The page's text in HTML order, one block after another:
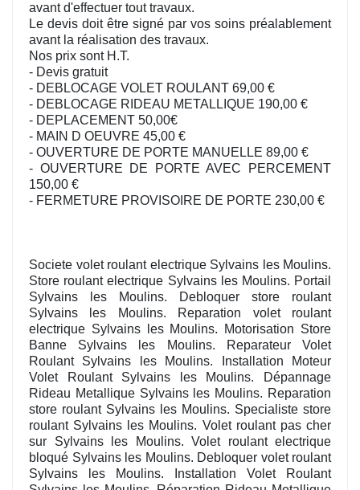
avant d'effectuer tout travaux.
Le devis doit être signé par vos soins préalablement
avant la réalisation des travaux.
Nos prix sont H.T.
- Devis gratuit
- DEBLOCAGE VOLET ROULANT 69,00 €
- DEBLOCAGE RIDEAU METALLIQUE 190,00 €
- DEPLACEMENT 50,00€
- MAIN D OEUVRE 45,00 €
- OUVERTURE DE PORTE MANUELLE 89,00 €
- OUVERTURE DE PORTE AVEC PERCEMENT
150,00 €
- FERMETURE PROVISOIRE DE PORTE 230,00 €
Societe volet roulant electrique Sylvains les Moulins.
Store roulant electrique Sylvains les Moulins. Portail
Sylvains les Moulins. Debloquer store roulant
Sylvains les Moulins. Reparation volet roulant
electrique Sylvains les Moulins. Motorisation Store
Banne Sylvains les Moulins. Reparateur Volet
Roulant Sylvains les Moulins. Installation Moteur
Volet Roulant Sylvains les Moulins. Dépannage
Rideau Metallique Sylvains les Moulins. Reparation
store roulant Sylvains les Moulins. Specialiste store
roulant Sylvains les Moulins. Volet roulant pas cher
sur Sylvains les Moulins. Volet roulant electrique
bloqué Sylvains les Moulins. Debloquer volet roulant
Sylvains les Moulins. Installation Volet Roulant